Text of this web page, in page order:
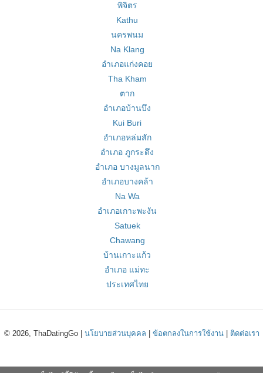
พิจิตร
Kathu
นครพนม
Na Klang
อำเภอแก่งคอย
Tha Kham
ตาก
อำเภอบ้านบึง
Kui Buri
อำเภอหล่มสัก
อำเภอ ภูกระดึง
อำเภอ บางมูลนาก
อำเภอบางคล้า
Na Wa
อำเภอเกาะพะงัน
Satuek
Chawang
บ้านเกาะแก้ว
อำเภอ แม่ทะ
ประเทศไทย
© 2026, ThaDatingGo | นโยบายส่วนบุคคล ข้อตกลงในการใช้งาน| ติดต่อเรา